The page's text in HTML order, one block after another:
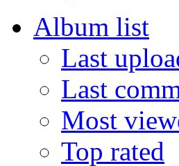
Album list
Last
Last
Most
Top rated